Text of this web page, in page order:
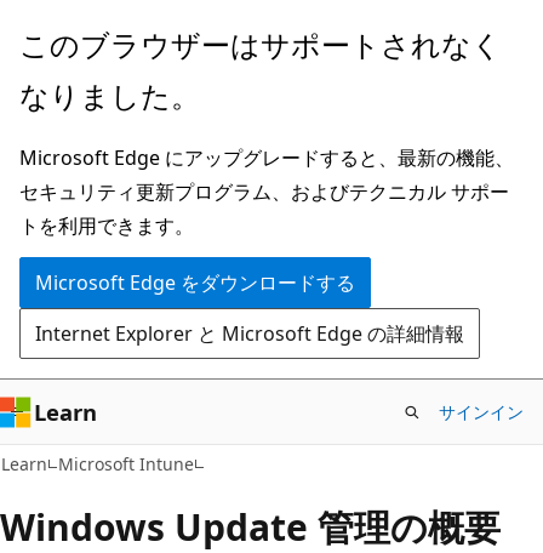
メ
ン
ン
テ
ン
ツ
に
ス
キ
ッ
プ
このブラウザーはサポートされなく
なりました。
Microsoft Edge にアップグレードすると、最新の機能、
セキュリティ更新プログラム、およびテクニカル サポー
トを利用できます。
Microsoft Edge をダウンロードする
Internet Explorer と Microsoft Edge の詳細情報
Learn サインイン
Learn Microsoft Intune
Windows Update 管理の概要